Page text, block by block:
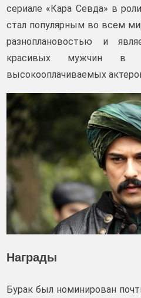
сериале «Кара Севда» в
стал популярным во всем
разноплановостью и
красивых мужчин в
высокооплачиваемых
Награды
Бурак был номинирован